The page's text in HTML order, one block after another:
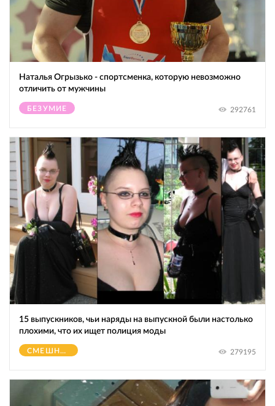
Наталья Огрызько - спортсменка, которую невозможно
отличить от мужчины
БЕЗУМИЕ 292761
15 выпускников, чьи наряды на выпускной были настолько
плохими, что их ищет полиция моды
СМЕШНОЕ 279195